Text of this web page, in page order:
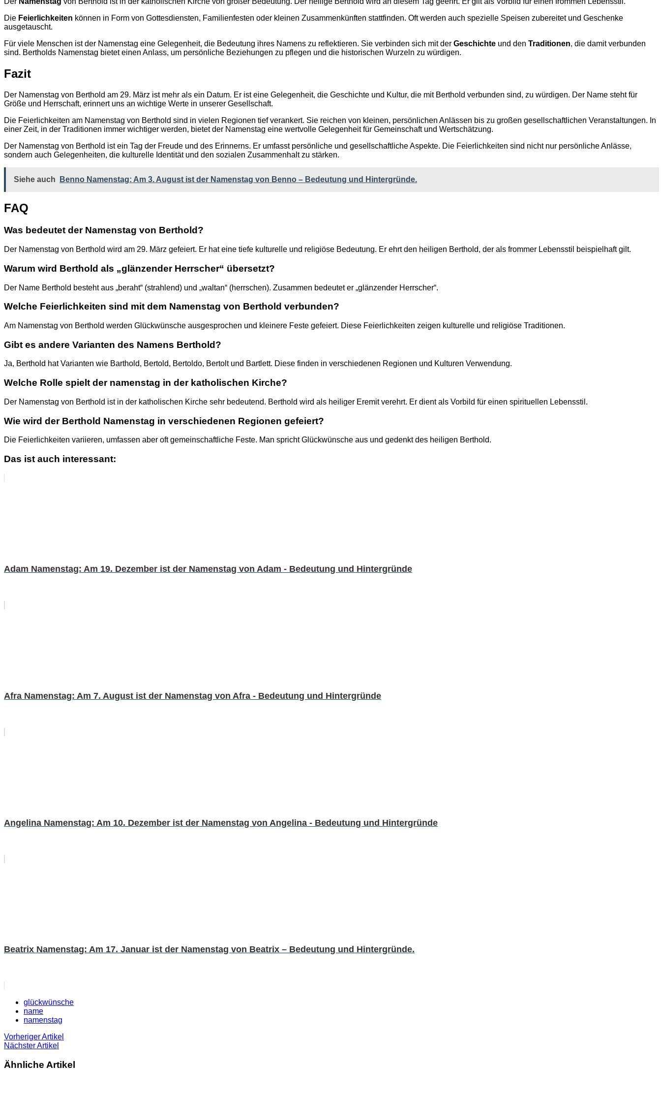
Die Feierlichkeiten können in Form von Gottesdiensten, Familienfesten oder kleinen Zusammenkünften stattfinden. Oft werden auch spezielle Speisen zubereitet und Geschenke
ausgetauscht.
Für viele Menschen ist der Namenstag eine Gelegenheit, die Bedeutung ihres Namens zu reflektieren. Sie verbinden sich mit der Geschichte und den Traditionen, die damit verbunden
sind. Bertholds Namenstag bietet einen Anlass, um persönliche Beziehungen zu pflegen und die historischen Wurzeln zu würdigen.
Fazit
Der Namenstag von Berthold am 29. März ist mehr als ein Datum. Er ist eine Gelegenheit, die Geschichte und Kultur, die mit Berthold verbunden sind, zu würdigen. Der Name steht für
Größe und Herrschaft, erinnert uns an wichtige Werte in unserer Gesellschaft.
Die Feierlichkeiten am Namenstag von Berthold sind in vielen Regionen tief verankert. Sie reichen von kleinen, persönlichen Anlässen bis zu großen gesellschaftlichen Veranstaltungen. In
einer Zeit, in der Traditionen immer wichtiger werden, bietet der Namenstag eine wertvolle Gelegenheit für Gemeinschaft und Wertschätzung.
Der Namenstag von Berthold ist ein Tag der Freude und des Erinnerns. Er umfasst persönliche und gesellschaftliche Aspekte. Die Feierlichkeiten sind nicht nur persönliche Anlässe,
sondern auch Gelegenheiten, die kulturelle Identität und den sozialen Zusammenhalt zu stärken.
Siehe auch Benno Namenstag: Am 3. August ist der Namenstag von Benno – Bedeutung und Hintergründe.
FAQ
Was bedeutet der Namenstag von Berthold?
Der Namenstag von Berthold wird am 29. März gefeiert. Er hat eine tiefe kulturelle und religiöse Bedeutung. Er ehrt den heiligen Berthold, der als frommer Lebensstil beispielhaft gilt.
Warum wird Berthold als „glänzender Herrscher“ übersetzt?
Der Name Berthold besteht aus „beraht“ (strahlend) und „waltan“ (herrschen). Zusammen bedeutet er „glänzender Herrscher“.
Welche Feierlichkeiten sind mit dem Namenstag von Berthold verbunden?
Am Namenstag von Berthold werden Glückwünsche ausgesprochen und kleinere Feste gefeiert. Diese Feierlichkeiten zeigen kulturelle und religiöse Traditionen.
Gibt es andere Varianten des Namens Berthold?
Ja, Berthold hat Varianten wie Barthold, Bertold, Bertoldo, Bertolt und Bartlett. Diese finden in verschiedenen Regionen und Kulturen Verwendung.
Welche Rolle spielt der namenstag in der katholischen Kirche?
Der Namenstag von Berthold ist in der katholischen Kirche sehr bedeutend. Berthold wird als heiliger Eremit verehrt. Er dient als Vorbild für einen spirituellen Lebensstil.
Wie wird der Berthold Namenstag in verschiedenen Regionen gefeiert?
Die Feierlichkeiten variieren, umfassen aber oft gemeinschaftliche Feste. Man spricht Glückwünsche aus und gedenkt des heiligen Berthold.
Das ist auch interessant:
Adam Namenstag: Am 19. Dezember ist der Namenstag von Adam - Bedeutung und Hintergründe
Afra Namenstag: Am 7. August ist der Namenstag von Afra - Bedeutung und Hintergründe
Angelina Namenstag: Am 10. Dezember ist der Namenstag von Angelina - Bedeutung und Hintergründe
Beatrix Namenstag: Am 17. Januar ist der Namenstag von Beatrix – Bedeutung und Hintergründe.
glückwünsche
name
namenstag
Vorheriger Artikel
Nächster Artikel
Ähnliche Artikel